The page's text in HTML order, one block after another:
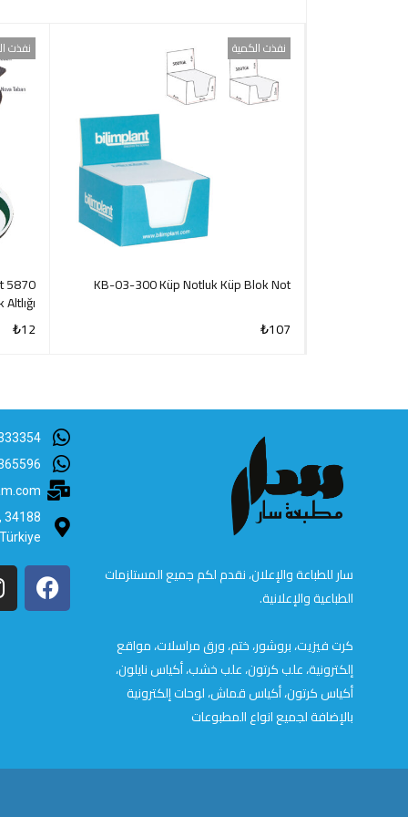
نفذت الكمية
KB-03-300 Küp Notluk Küp Blok Not
₺107
نفذت
₺12
سار للطباعة والإعلان، نقدم لكم جميع المستلزمات
الطباعية والإعلانية.
كرت فيزيت، بروشور، ختم، ورق مراسلات، مواقع
إلكترونية، علب كرتون، علب خشب، أكياس نايلون،
أكياس كرتون، أكياس قماش، لوحات إلكترونية
بالإضافة لجميع انواع المطبوعات
34188